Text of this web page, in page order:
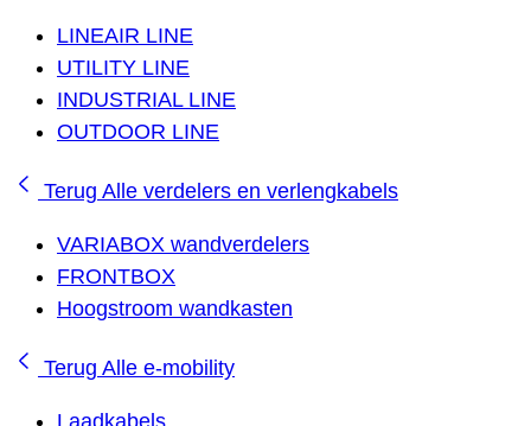
LINEAIR LINE
UTILITY LINE
INDUSTRIAL LINE
OUTDOOR LINE
Terug Alle verdelers en verlengkabels
VARIABOX wandverdelers
FRONTBOX
Hoogstroom wandkasten
Terug Alle e-mobility
Laadkabels